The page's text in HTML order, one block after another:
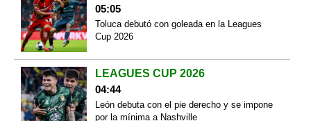
05:05
Toluca debutó con goleada en la Leagues
Cup 2026
LEAGUES CUP 2026
04:44
León debuta con el pie derecho y se impone
por la mínima a Nashville